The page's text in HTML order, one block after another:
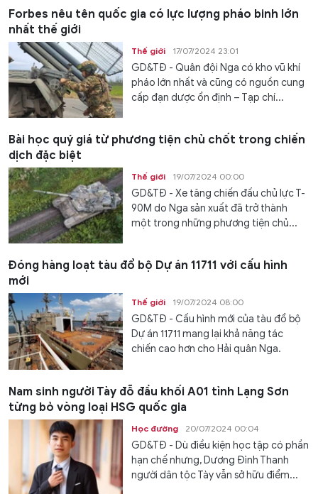
Forbes nêu tên quốc gia có lực lượng pháo binh lớn
nhất thế giới
Thế giới 17/07/2024 23:01
GD&TĐ - Quân đội Nga có kho vũ khí
pháo lớn nhất và cũng có nguồn cung
cấp đạn dược ổn định – Tạp chí...
Bài học quý giá từ phương tiện chủ chốt trong chiến
dịch đặc biệt
Thế giới 19/07/2024 00:00
GD&TĐ - Xe tăng chiến đấu chủ lực T-
90M do Nga sản xuất đã trở thành
một trong những phương tiện chủ...
Đóng hàng loạt tàu đổ bộ Dự án 11711 với cấu hình
mới
Thế giới 19/07/2024 08:00
GD&TĐ - Cấu hình mới của tàu đổ bộ
Dự án 11711 mang lại khả năng tác
chiến cao hơn cho Hải quân Nga.
Nam sinh người Tày đỗ đầu khối A01 tỉnh Lạng Sơn
từng bỏ vòng loại HSG quốc gia
Học đường 20/07/2024 00:04
GD&TĐ - Dù điều kiện học tập có phần
hạn chế nhưng, Dương Đình Thanh
người dân tộc Tày vẫn sở hữu điểm...